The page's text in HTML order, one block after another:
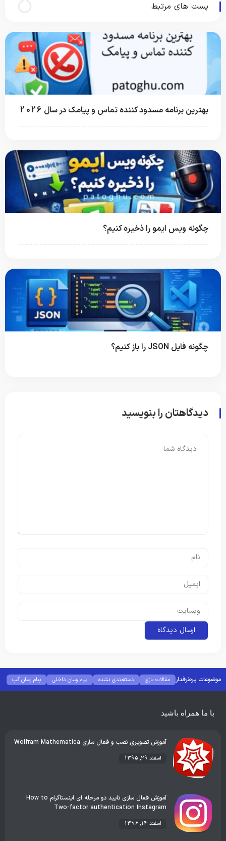
پست های مرتبط
بهترین برنامه مسدود کننده تماس و پیامک در سال 2026
چگونه ویس ایمو را ذخیره کنیم؟
چگونه فایل JSON را باز کنیم؟
دیدگاهتان را بنویسید
موضوعات پرطرفدار مقالات بازی دسته‌بندی نشده پیام رسان داخلی
پیام رسان گپ
بهترین گجت ها
هوش مصنوعی رفع خطا و ارور
با ما همراه باشید
آموزش تصویری نصب و فعال سازی Wolfram Mathematica
اسفند 29, 1395
آموزش فعال سازی تایید دو مرحله ای اینستاگرام How to
Two-factor authentication Instagram
اسفند 14, 1396